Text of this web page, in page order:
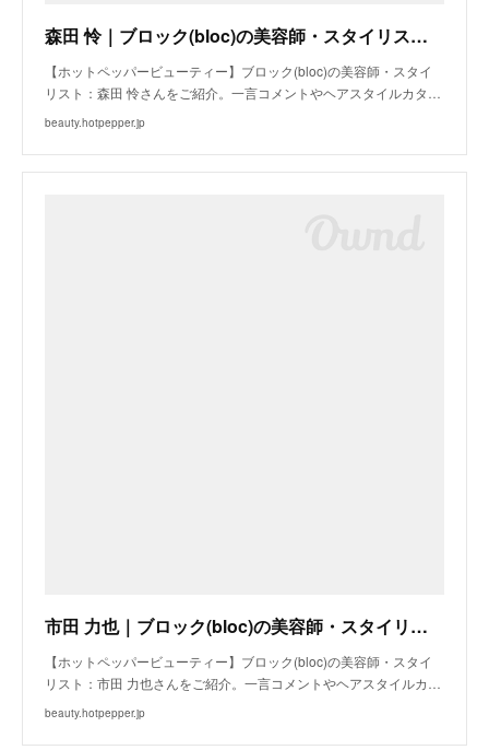
森田 怜｜ブロック(bloc)の美容師・スタイリスト｜ホットペッパービューティー
【ホットペッパービューティー】ブロック(bloc)の美容師・スタイ
リスト：森田 怜さんをご紹介。一言コメントやヘアスタイルカタ…
beauty.hotpepper.jp
市田 力也｜ブロック(bloc)の美容師・スタイリスト｜ホットペッパービューティー
【ホットペッパービューティー】ブロック(bloc)の美容師・スタイ
リスト：市田 力也さんをご紹介。一言コメントやヘアスタイルカ…
beauty.hotpepper.jp